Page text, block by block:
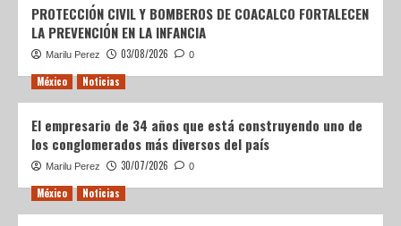
PROTECCIÓN CIVIL Y BOMBEROS DE COACALCO FORTALECEN
LA PREVENCIÓN EN LA INFANCIA
Marilu Perez 03/08/2026 0
México Noticias
El empresario de 34 años que está construyendo uno de
los conglomerados más diversos del país
Marilu Perez 30/07/2026 0
México Noticias